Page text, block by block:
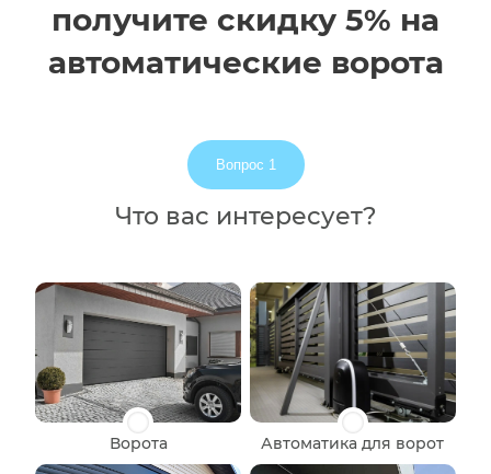
17 ЛЕТ
10 000+
получите скидку 5% на
автоматические ворота
Вопрос 1
Что вас интересует?
Ворота Автоматика для ворот